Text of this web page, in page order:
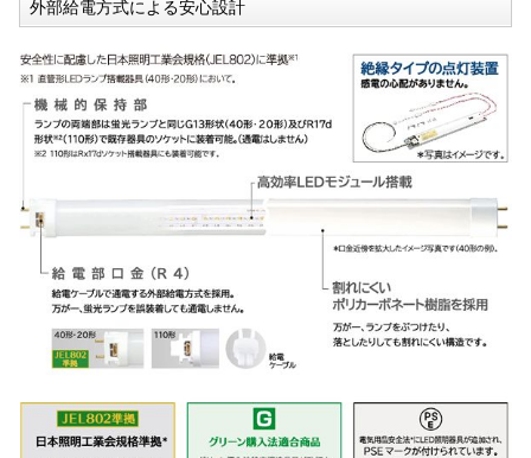
外部給電方式による安心設計